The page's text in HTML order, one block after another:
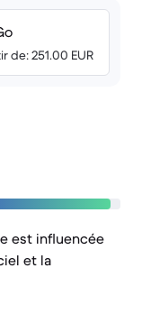
de: 251.00 EUR
est influencée
et la